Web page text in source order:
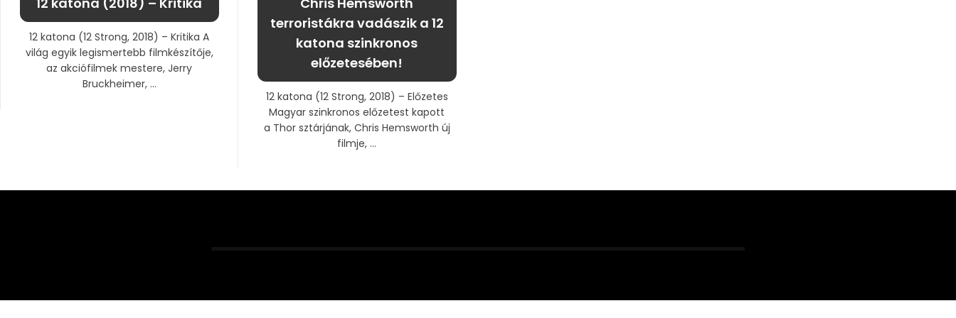
12 katona (12 Strong, 2018) – Kritika A
világ egyik legismertebb filmkészítője,
az akciófilmek mestere, Jerry
Bruckheimer, ...
terroristákra vadászik a 12
katona szinkronos
előzetesében!
12 katona (12 Strong, 2018) – Előzetes
Magyar szinkronos előzetest kapott
a Thor sztárjának, Chris Hemsworth új
filmje, ...